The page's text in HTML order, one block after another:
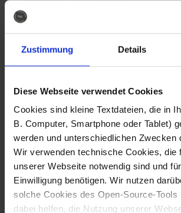
Zustimmung Details
Diese Webseite verwendet Cookies
Cookies sind kleine Textdateien, die in
B. Computer, Smartphone oder Tablet)
werden und unterschiedlichen Zwecken
Wir verwenden technische Cookies, die
unserer Webseite notwendig sind und
Einwilligung benötigen. Wir nutzen
solche Cookies des Open-Source-Tools
dabei helfen, die Nutzung unserer
Fotografo: Lorenz
Sternbach
Download